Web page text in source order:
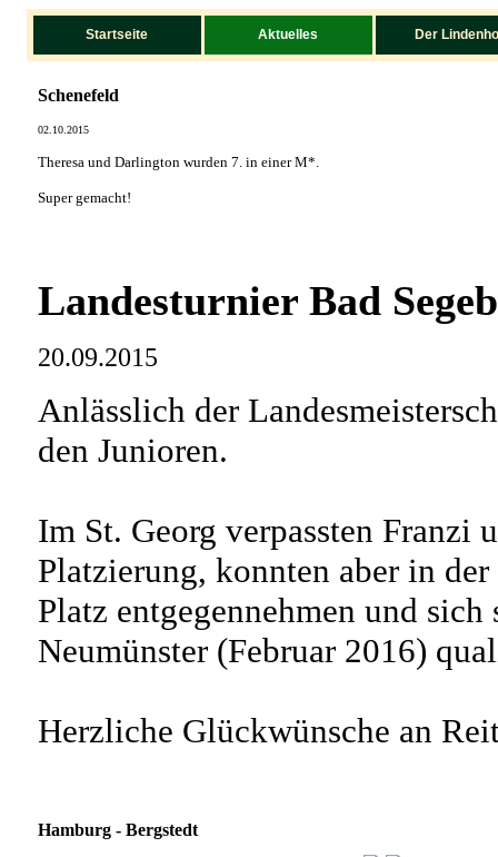
Startseite Aktuelles Der
Schenefeld
02.10.2015
Theresa und Darlington wurden 7. in einer M*.
Super gemacht!
Landesturnier Bad
20.09.2015
Anlässlich der
den Junioren.
Im St. Georg verpassten Franzi
Platzierung, konnten aber in
Platz entgegennehmen und
Neumünster (Februar 2016)
Herzliche Glückwünsche an
Hamburg - Bergstedt